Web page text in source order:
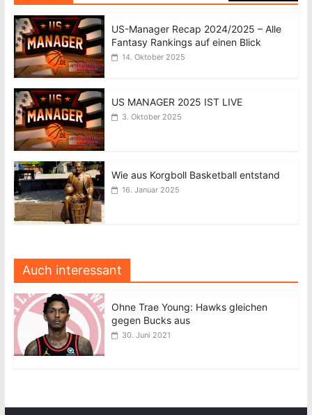
US-Manager Recap 2024/2025 – Alle
Fantasy Rankings auf einen Blick
14. Oktober 2025
US MANAGER 2025 IST LIVE
3. Oktober 2025
Wie aus Korgboll Basketball entstand
16. Januar 2025
Auch interessant
Ohne Trae Young: Hawks gleichen
gegen Bucks aus
30. Juni 2021